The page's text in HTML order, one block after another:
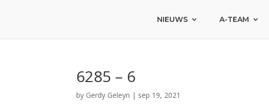
NIEUWS A-TEAM
6285 – 6
by Gerdy Geleyn | sep 19, 2021